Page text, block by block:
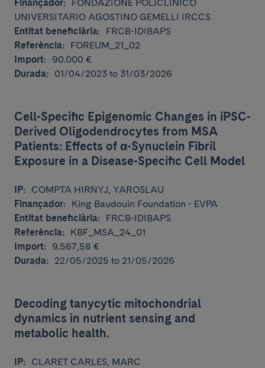
Finançador:
FONDAZIONE POLICLINICO
UNIVERSITARIO AGOSTINO GEMELLI IRCCS
Entitat beneficiària:
FRCB-IDIBAPS
Referència:
FOREUM_21_02
Import:
90.000 €
Durada:
01/04/2023 to 31/03/2026
Cell-Specific Epigenomic Changes in iPSC-
Derived Oligodendrocytes from MSA
Patients: Effects of α-Synuclein Fibril
Exposure in a Disease-Specific Cell Model
IP:
COMPTA HIRNYJ, YAROSLAU
Finançador:
King Baudouin Foundation - EVPA
Entitat beneficiària:
FRCB-IDIBAPS
Referència:
KBF_MSA_24_01
Import:
9.567,58 €
Durada:
22/05/2025 to 21/05/2026
Decoding tanycytic mitochondrial
dynamics in nutrient sensing and
metabolic health.
IP:
CLARET CARLES, MARC